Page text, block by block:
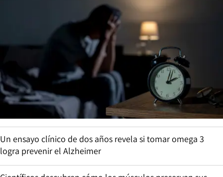
Un ensayo clínico de dos años revela si tomar omega 3
logra prevenir el Alzheimer